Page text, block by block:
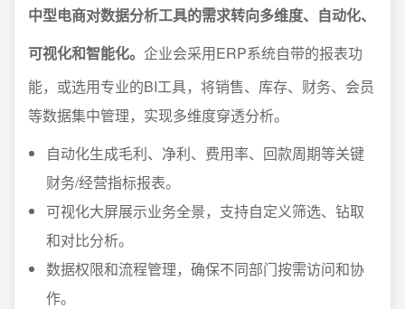
中型电商对数据分析工具的需求转向多维度、自动化、
可视化和智能化。 企业会采用ERP系统自带的报表功
能，或选用专业的BI工具，将销售、库存、财务、会员
等数据集中管理，实现多维度穿透分析。
自动化生成毛利、净利、费用率、回款周期等关键
财务/经营指标报表。
可视化大屏展示业务全景，支持自定义筛选、钻取
和对比分析。
数据权限和流程管理，确保不同部门按需访问和协
作。